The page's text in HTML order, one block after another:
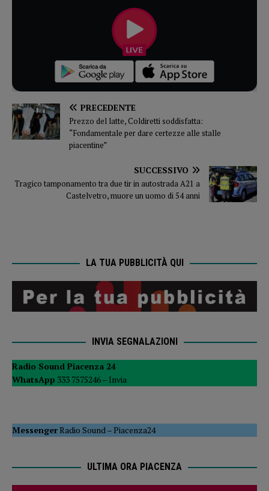
PRECEDENTE
Prezzo del latte, Coldiretti soddisfatta:
“Fondamentale per dare certezze alle stalle
piacentine”
SUCCESSIVO
Tragico tamponamento tra due tir in autostrada A21 a
Castelvetro, muore un uomo di 54 anni
LA TUA PUBBLICITÀ QUI
INVIA SEGNALAZIONI
Radio Sound Piacenza 24
WhatsApp 333 7575246 – Invia
MessengerRadio Sound –Piacenza24
ULTIMA ORA PIACENZA